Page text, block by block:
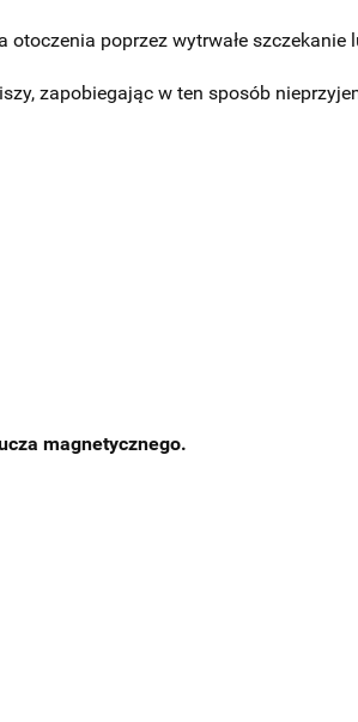
poprzez wytrwałe
zapobiegając w ten sposób
magnetycznego.